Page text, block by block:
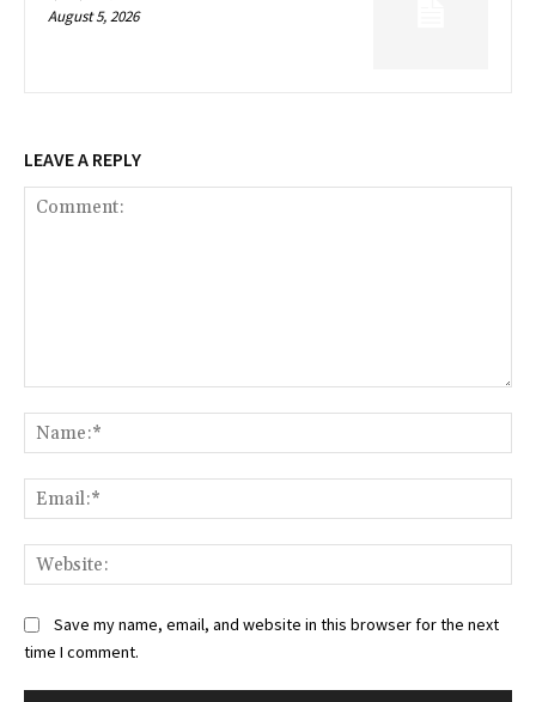
August 5, 2026
LEAVE A REPLY
Save my name, email, and website in this browser for the next
time I comment.